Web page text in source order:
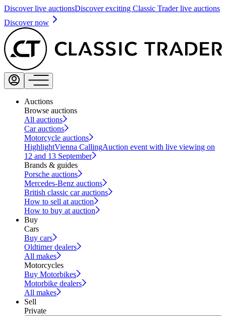
Discover live auctionsDiscover exciting Classic Trader live auctions
Discover now
Auctions
Browse auctions
All auctions
Car auctions
Motorcycle auctions
HighlightVienna CallingAuction event with live viewing on
12 and 13 September
Brands & guides
Porsche auctions
Mercedes-Benz auctions
British classic car auctions
How to sell at auction
How to buy at auction
Buy
Cars
Buy cars
Oldtimer dealers
All makes
Motorcycles
Buy Motorbikes
Motorbike dealers
All makes
Sell
Private